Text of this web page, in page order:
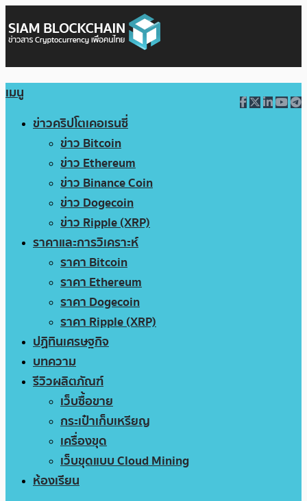
เมนู
ข่าวคริปโตเคอเรนซี่
ข่าว Bitcoin
ข่าว Ethereum
ข่าว Binance Coin
ข่าว Dogecoin
ข่าว Ripple (XRP)
ราคาและการวิเคราะห์
ราคา Bitcoin
ราคา Ethereum
ราคา Dogecoin
ราคา Ripple (XRP)
ปฏิทินเศรษฐกิจ
บทความ
รีวิวผลิตภัณฑ์
เว็บซื้อขาย
กระเป๋าเก็บเหรียญ
เครื่องขุด
เว็บขุดแบบ Cloud Mining
ห้องเรียน